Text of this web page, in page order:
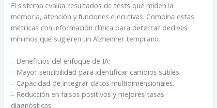
El sistema evalúa resultados de tests que miden la
memoria, atención y funciones ejecutivas. Combina estas
métricas con información clínica para detectar declives
mínimos que sugieren un Alzheimer temprano.
– Beneficios del enfoque de IA:
– Mayor sensibilidad para identificar cambios sutiles.
– Capacidad de integrar datos multidimensionales.
– Reducción en falsos positivos y mejores tasas
diagnósticas.